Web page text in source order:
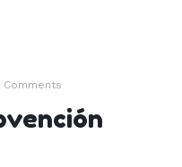
Comments